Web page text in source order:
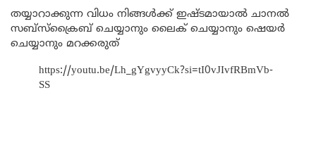
തയ്യാറാക്കുന്ന വിധം നിങ്ങൾക്ക് ഇഷ്ടമായാൽ ചാനൽ
സബ്സ്ക്രൈബ് ചെയ്യാനും ലൈക് ചെയ്യാനും ഷെയർ
ചെയ്യാനും മറക്കരുത്
https://youtu.be/Lh_gYgvyyCk?si=tI0vJIvfRBmVb-
SS